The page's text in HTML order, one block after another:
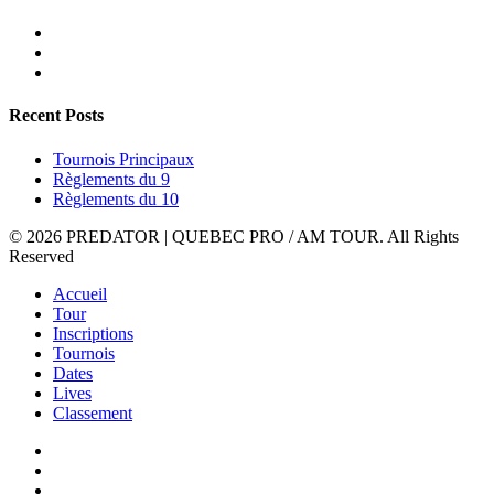
Recent Posts
Tournois Principaux
Règlements du 9
Règlements du 10
© 2026 PREDATOR | QUEBEC PRO / AM TOUR. All Rights
Reserved
Accueil
Tour
Inscriptions
Tournois
Dates
Lives
Classement